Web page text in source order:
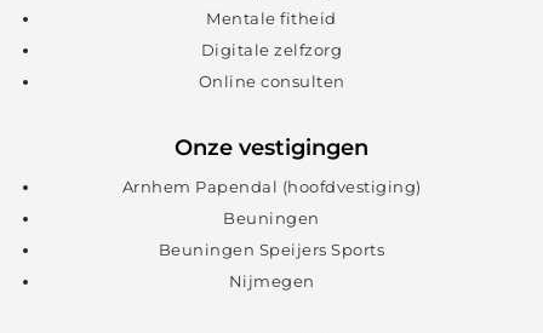
Mentale fitheid
Digitale zelfzorg
Online consulten
Onze vestigingen
Arnhem Papendal (hoofdvestiging)
Beuningen
Beuningen Speijers Sports
Nijmegen